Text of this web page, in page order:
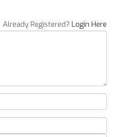
Already Registered? Login Here